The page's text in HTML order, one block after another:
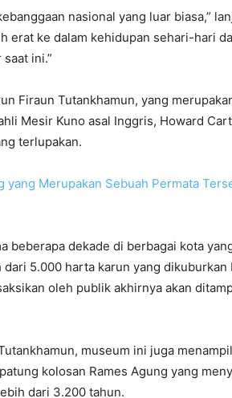
nasional yang luar biasa,”
erat ke dalam kehidupan sehari-hari
ini.”
Firaun Tutankhamun, yang
Mesir Kuno asal Inggris, Howard
terlupakan.
yang Merupakan Sebuah Permata
beberapa dekade di berbagai kota
dari 5.000 harta karun yang
oleh publik akhirnya akan
museum ini juga
kolosan Rames Agung yang
dari 3.200 tahun.